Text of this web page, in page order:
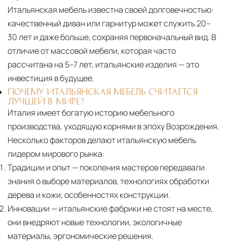
Итальянская мебель известна своей долговечностью:
качественный диван или гарнитур может служить 20–
30 лет и даже больше, сохраняя первоначальный вид. В
отличие от массовой мебели, которая часто
рассчитана на 5–7 лет, итальянские изделия — это
инвестиция в будущее.
ПОЧЕМУ ИТАЛЬЯНСКАЯ МЕБЕЛЬ СЧИТАЕТСЯ
ЛУЧШЕЙ В МИРЕ?
Италия имеет богатую историю мебельного
производства, уходящую корнями в эпоху Возрождения.
Несколько факторов делают итальянскую мебель
лидером мирового рынка:
Традиции и опыт— поколения мастеров передавали
знания о выборе материалов, технологиях обработки
дерева и кожи, особенностях конструкции.
Инновации — итальянские фабрики не стоят на месте,
они внедряют новые технологии, экологичные
материалы, эргономические решения.